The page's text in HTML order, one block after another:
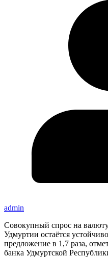
admin
Совокупный спрос на
Удмуртии остаётся
предложение в 1,7 раза,
банка Удмуртской